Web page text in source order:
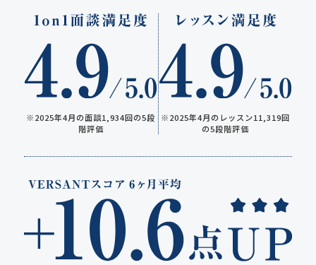
※2025年4月の面談1,934回の5段
階評価
※2025年4月のレッスン11,319回
の5段階評価